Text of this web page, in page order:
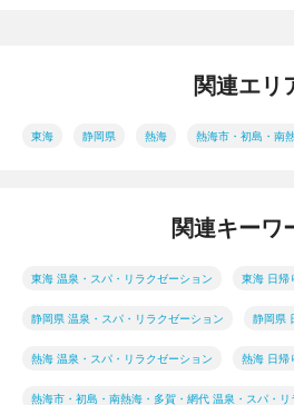
関連エリ
東海 静岡県 熱海 熱海市・初島・南
関連キーワ
東海 温泉・スパ・リラクゼーション 東海 日帰
静岡県 温泉・スパ・リラクゼーション 静岡県
熱海 温泉・スパ・リラクゼーション 熱海 日帰
熱海市・初島・南熱海・多賀・網代 温泉・スパ・リ